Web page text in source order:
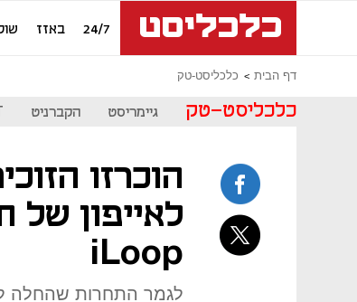
24/7 באזז
דף הבית כלכליסט-טק
כלכליסט-טק גיימריסט הקברניט
הוכרזו
לאייפון של
iLoop